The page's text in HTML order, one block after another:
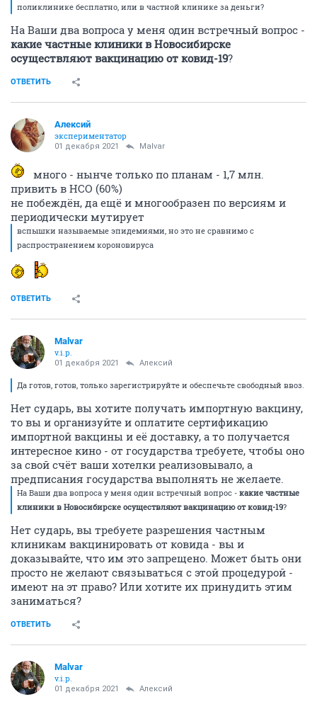
поликлинике бесплатно, или в частной клинике за деньги?
На Ваши два вопроса у меня один встречный вопрос -
какие частные клиники в Новосибирске
осуществляют вакцинацию от ковид-19?
ОТВЕТИТЬ
Алексий
экспериментатор
01 декабря 2021 Malvar
много - нынче только по планам - 1,7 млн.
привить в НСО (60%)
не побеждён, да ещё и многообразен по версиям и
периодически мутирует
вспышки называемые эпидемиями, но это не сравнимо с
распространением короновируса
ОТВЕТИТЬ
Malvar
v.i.p.
01 декабря 2021 Алексий
Да готов, готов, только зарегистрируйте и обеспечьте свободный ввоз.
Нет сударь, вы хотите получать импортную вакцину,
то вы и организуйте и оплатите сертификацию
импортной вакцины и её доставку, а то получается
интересное кино - от государства требуете, чтобы оно
за свой счёт ваши хотелки реализовывало, а
предписания государства выполнять не желаете.
На Ваши два вопроса у меня один встречный вопрос - какие частные
клиники в Новосибирске осуществляют вакцинацию от ковид-19?
Нет сударь, вы требуете разрешения частным
клиникам вакцинировать от ковида - вы и
доказывайте, что им это запрещено. Может быть они
просто не желают связываться с этой процедурой -
имеют на эт право? Или хотите их принудить этим
заниматься?
ОТВЕТИТЬ
Malvar
v.i.p.
01 декабря 2021 Алексий